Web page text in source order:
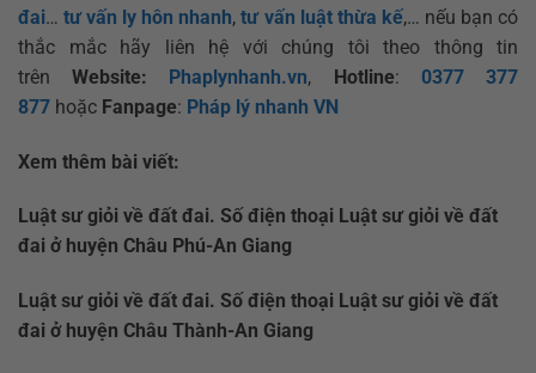
đai…tư vấn ly hôn nhanh,tư vấn luật thừa kế,… nếu bạn có
thắc mắc hãy liên hệ với chúng tôi theo thông tin
trênWebsite: Phaplynhanh.vn, Hotline: 0377 377
877 hoặc Fanpage: Pháp lý nhanh VN
Xem thêm bài viết:
Luật sư giỏi về đất đai. Số điện thoại Luật sư giỏi về đất
đai ở huyện Châu Phú-An Giang
Luật sư giỏi về đất đai. Số điện thoại Luật sư giỏi về đất
đai ở huyện Châu Thành-An Giang